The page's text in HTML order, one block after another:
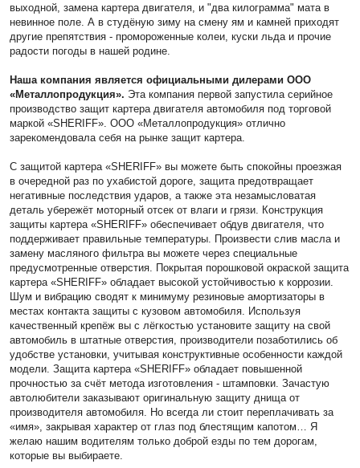
выходной, замена картера двигателя, и "два килограмма" мата в
невинное поле. А в студёную зиму на смену ям и камней приходят
другие препятствия - промороженные колеи, куски льда и прочие
радости погоды в нашей родине.
Наша компания является официальными дилерами ООО
«Металлопродукция». Эта компания первой запустила серийное
производство защит картера двигателя автомобиля под торговой
маркой «SHERIFF». ООО «Металлопродукция» отлично
зарекомендовала себя на рынке защит картера.
С защитой картера «SHERIFF» вы можете быть спокойны проезжая
в очередной раз по ухабистой дороге, защита предотвращает
негативные последствия ударов, а также эта незамысловатая
деталь убережёт моторный отсек от влаги и грязи. Конструкция
защиты картера «SHERIFF» обеспечивает обдув двигателя, что
поддерживает правильные температуры. Произвести слив масла и
замену масляного фильтра вы можете через специальные
предусмотренные отверстия. Покрытая порошковой окраской защита
картера «SHERIFF» обладает высокой устойчивостью к коррозии.
Шум и вибрацию сводят к минимуму резиновые амортизаторы в
местах контакта защиты с кузовом автомобиля. Используя
качественный крепёж вы с лёгкостью установите защиту на свой
автомобиль в штатные отверстия, производители позаботились об
удобстве установки, учитывая конструктивные особенности каждой
модели. Защита картера «SHERIFF» обладает повышенной
прочностью за счёт метода изготовления - штамповки. Зачастую
автолюбители заказывают оригинальную защиту днища от
производителя автомобиля. Но всегда ли стоит переплачивать за
«имя», закрывая характер от глаз под блестящим капотом… Я
желаю нашим водителям только доброй езды по тем дорогам,
которые вы выбираете.